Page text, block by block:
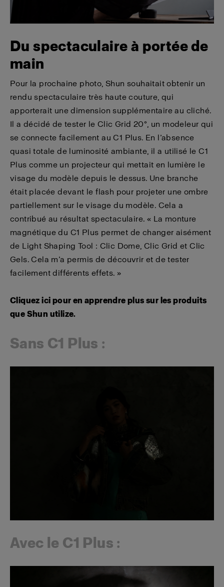
Du spectaculaire à portée de
main
Pour la prochaine photo, Shun souhaitait obtenir un
rendu spectaculaire très haute couture, qui
apporterait une dimension supplémentaire au cliché.
Il a décidé de tester le Clic Grid 20°, un modeleur qui
se connecte facilement au C1 Plus. En l’absence
quasi totale de luminosité ambiante, il a utilisé le C1
Plus comme un projecteur qui mettait en lumière le
visage du modèle depuis le dessus. Une branche
était placée devant le flash pour projeter une ombre
partiellement sur le visage du modèle. Cela a
contribué au résultat spectaculaire. « La monture
magnétique du C1 Plus permet de changer aisément
de Light Shaping Tool : Clic Dome, Clic Grid et Clic
Gels. Cela m’a permis de découvrir et de tester
facilement différents effets. »
Cliquez ici pour en apprendre plus sur les produits
que Shun utilize.
Sans C1 Plus :
Avec le C1 Plus :